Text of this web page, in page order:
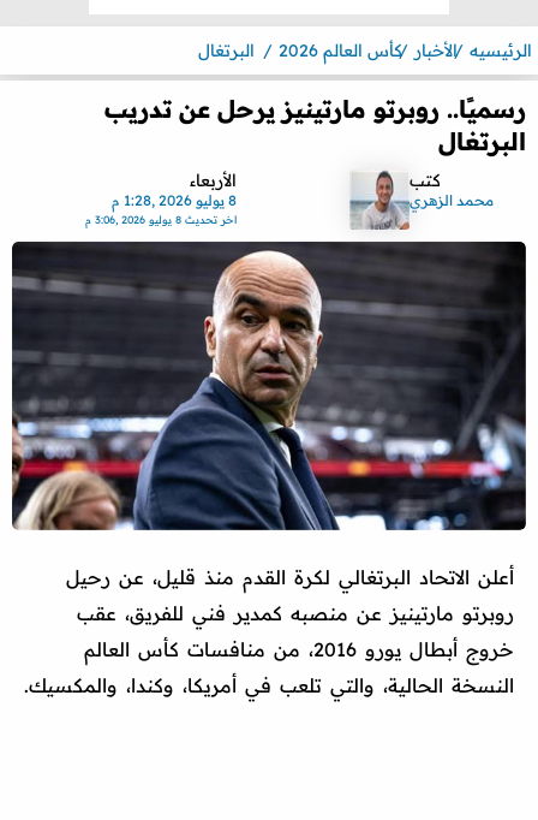
الرئيسيه الأخبار كأس العالم 2026 البرتغال
رسميًا.. روبرتو مارتينيز يرحل عن تدريب
البرتغال
كتب
محمد الزهري
الأربعاء
8 يوليو 2026 ,1:28 م
اخر تحديث8 يوليو 2026 ,3:06 م
أعلن الاتحاد البرتغالي لكرة القدم منذ قليل، عن رحيل
روبرتو مارتينيز عن منصبه كمدير فني للفريق، عقب
خروج أبطال يورو 2016، من منافسات كأس العالم
النسخة الحالية، والتي تلعب في أمريكا، وكندا، والمكسيك.